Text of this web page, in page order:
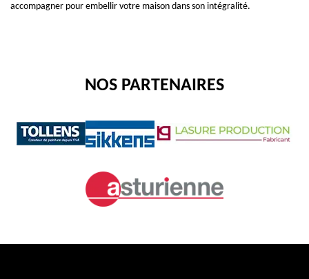
accompagner pour embellir votre maison dans son intégralité.
NOS PARTENAIRES